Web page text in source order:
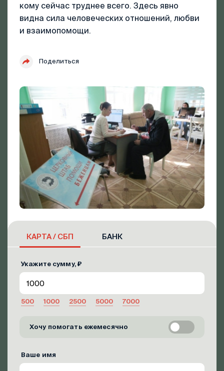
кому сейчас труднее всего. Здесь явно
видна сила человеческих отношений, любви
и взаимопомощи.
Поделиться
КАРТА / СБП БАНК
Укажите сумму, ₽
500 1000 2500 5000 7000
Хочу помогать ежемесячно
Ваше имя